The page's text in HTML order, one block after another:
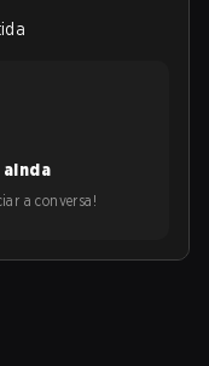
ainda
a conversa!